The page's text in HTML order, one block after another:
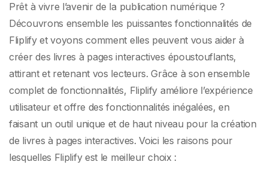
Prêt à vivre l’avenir de la publication numérique ?
Découvrons ensemble les puissantes fonctionnalités de
Fliplify et voyons comment elles peuvent vous aider à
créer des livres à pages interactives époustouflants,
attirant et retenant vos lecteurs. Grâce à son ensemble
complet de fonctionnalités, Fliplify améliore l’expérience
utilisateur et offre des fonctionnalités inégalées, en
faisant un outil unique et de haut niveau pour la création
de livres à pages interactives. Voici les raisons pour
lesquelles Fliplify est le meilleur choix :